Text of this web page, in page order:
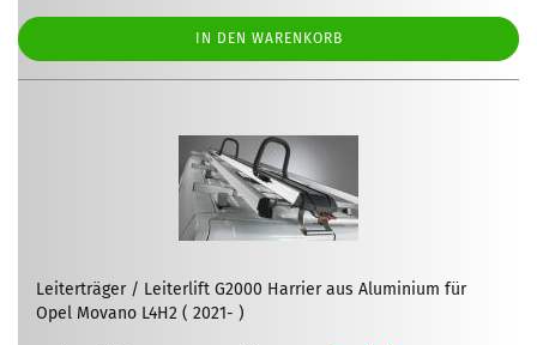
IN DEN WARENKORB
Leiterträger / Leiterlift G2000 Harrier aus Aluminium für
Opel Movano L4H2 ( 2021- )